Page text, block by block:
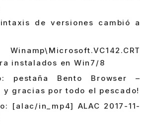
de versiones cambió a
instalados en Win7/8
pestaña Bento Browser –
y gracias por todo el pescado!
[alac/in_mp4] ALAC 2017-11-